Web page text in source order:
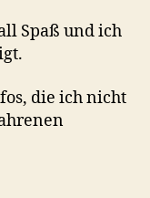
Spaß und ich
die ich nicht